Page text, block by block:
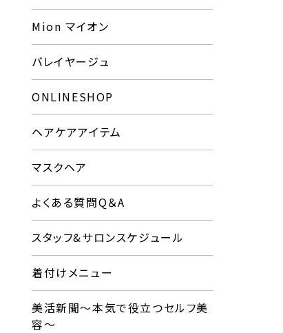
Mion マイオン
バレイヤージュ
ONLINESHOP
ヘアケアアイテム
マスクヘア
よくある質問Q＆A
スタッフ&サロンスケジュール
着付けメニュー
美活新聞〜本気で役立つセルフ美
容〜